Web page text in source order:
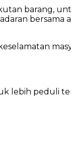
barang,
bersama
lebih peduli